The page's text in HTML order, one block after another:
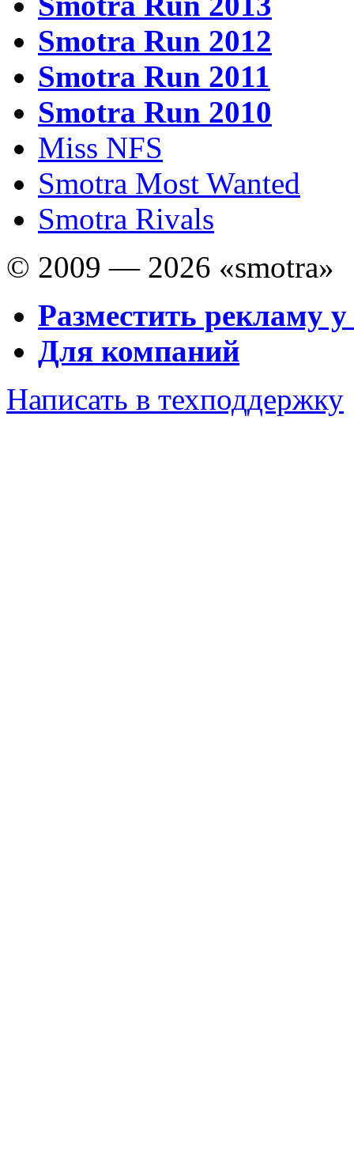
Smotra Run 2012
Smotra Run 2011
Smotra Run 2010
Miss NFS
Smotra Most Wanted
Smotra Rivals
© 2009 — 2026 «smotra»
Разместить рекламу у
Для компаний
Написать в техподдержку